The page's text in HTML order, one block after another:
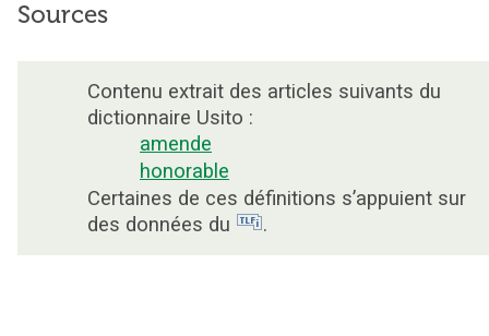
Sources
Contenu extrait des articles suivants du
dictionnaire Usito :
amende
honorable
Certaines de ces définitions s’appuient sur
des données du
.